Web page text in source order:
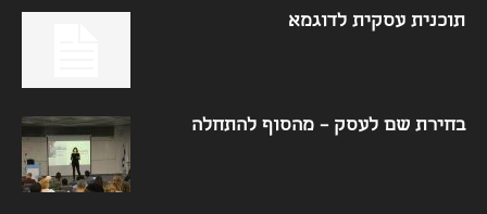
תוכנית עסקית לדוגמא
בחירת שם לעסק – מהסוף להתחלה